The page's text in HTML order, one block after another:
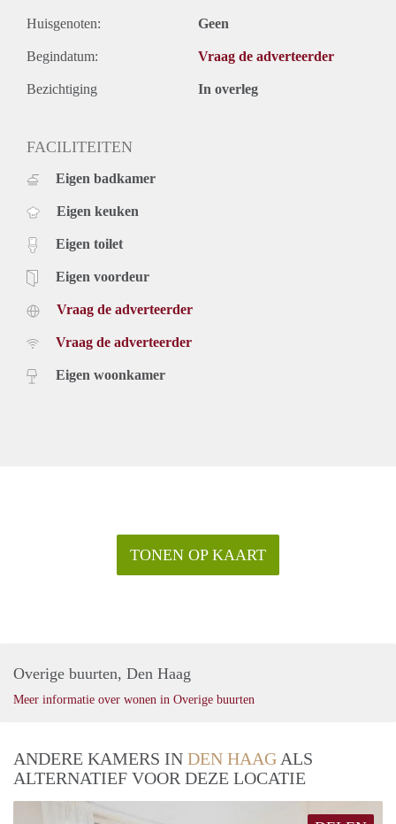
Huisgenoten: Geen
Begindatum: Vraag de adverteerder
Bezichtiging In overleg
FACILITEITEN
Eigen badkamer
Eigen keuken
Eigen toilet
Eigen voordeur
Vraag de adverteerder
Vraag de adverteerder
Eigen woonkamer
TONEN OP KAART
Overige buurten, Den Haag
Meer informatie over wonen in Overige buurten
ANDERE KAMERS IN DEN HAAG ALS
ALTERNATIEF VOOR DEZE LOCATIE